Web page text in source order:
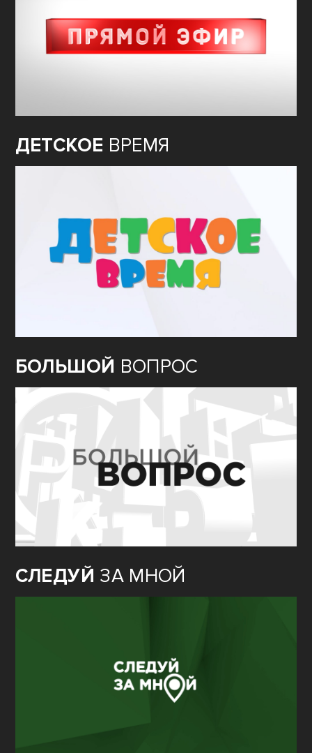
ДЕТСКОЕ ВРЕМЯ
БОЛЬШОЙ ВОПРОС
СЛЕДУЙ ЗА МНОЙ